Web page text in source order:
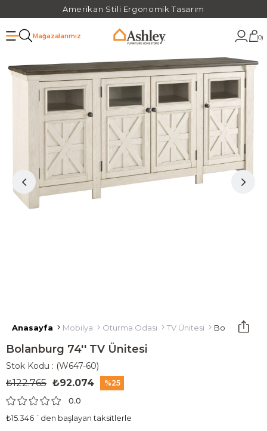
Amerikan Stili Ergonomik Tasarım
Mağazalarımız 0
Anasayfa Mobilya Oturma Odası TV Ünitesi Bolanburg
Bolanburg 74'' TV Ünitesi
Stok Kodu (W647-60)
₺122.765 ₺92.074 25
0.0
₺15.346 `den başlayan taksitlerle